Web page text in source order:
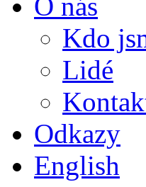
Kdo
Lidé
Odkazy
English